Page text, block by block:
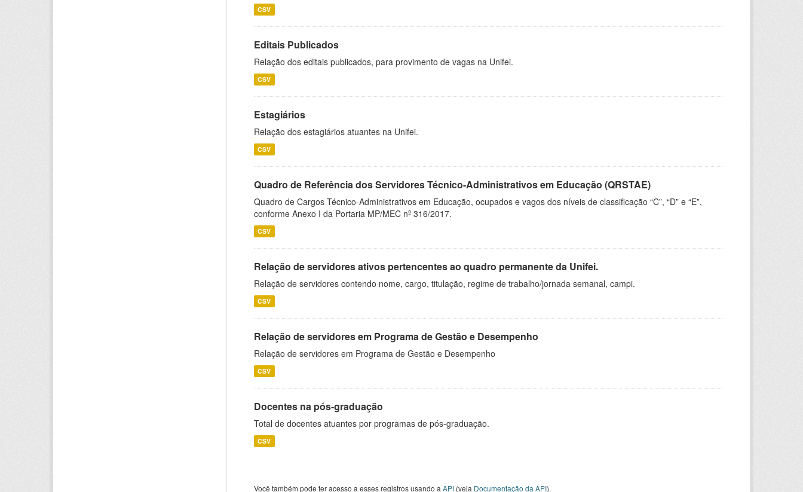
CSV
Editais Publicados
Relação dos editais publicados, para provimento de vagas na Unifei.
CSV
Estagiários
Relação dos estagiários atuantes na Unifei.
CSV
Quadro de Referência dos Servidores Técnico-Administrativos em Educação (QRSTAE)
Quadro de Cargos Técnico-Administrativos em Educação, ocupados e vagos dos níveis de classificação “C”, “D” e “E”,
conforme Anexo I da Portaria MP/MEC nº 316/2017.
CSV
Relação de servidores ativos pertencentes ao quadro permanente da Unifei.
Relação de servidores contendo nome, cargo, titulação, regime de trabalho/jornada semanal, campi.
CSV
Relação de servidores em Programa de Gestão e Desempenho
Relação de servidores em Programa de Gestão e Desempenho
CSV
Docentes na pós-graduação
Total de docentes atuantes por programas de pós-graduação.
CSV
Você também pode ter acesso a esses registros usando a API (veja Documentação da API).